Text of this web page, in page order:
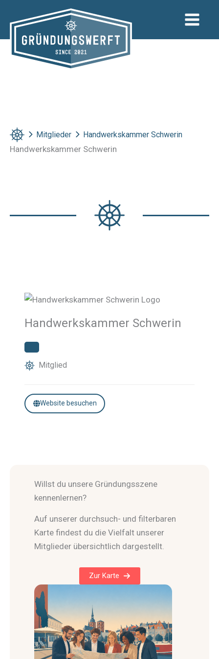
Inhalt
springen
Mitglieder Handwerkskammer Schwerin
Handwerkskammer Schwerin
Handwerkskammer Schwerin
Mitglied
Website besuchen
Willst du unsere Gründungsszene
kennenlernen?
Auf unserer durchsuch- und filterbaren
Karte findest du die Vielfalt unserer
Mitglieder übersichtlich dargestellt.
Zur Karte